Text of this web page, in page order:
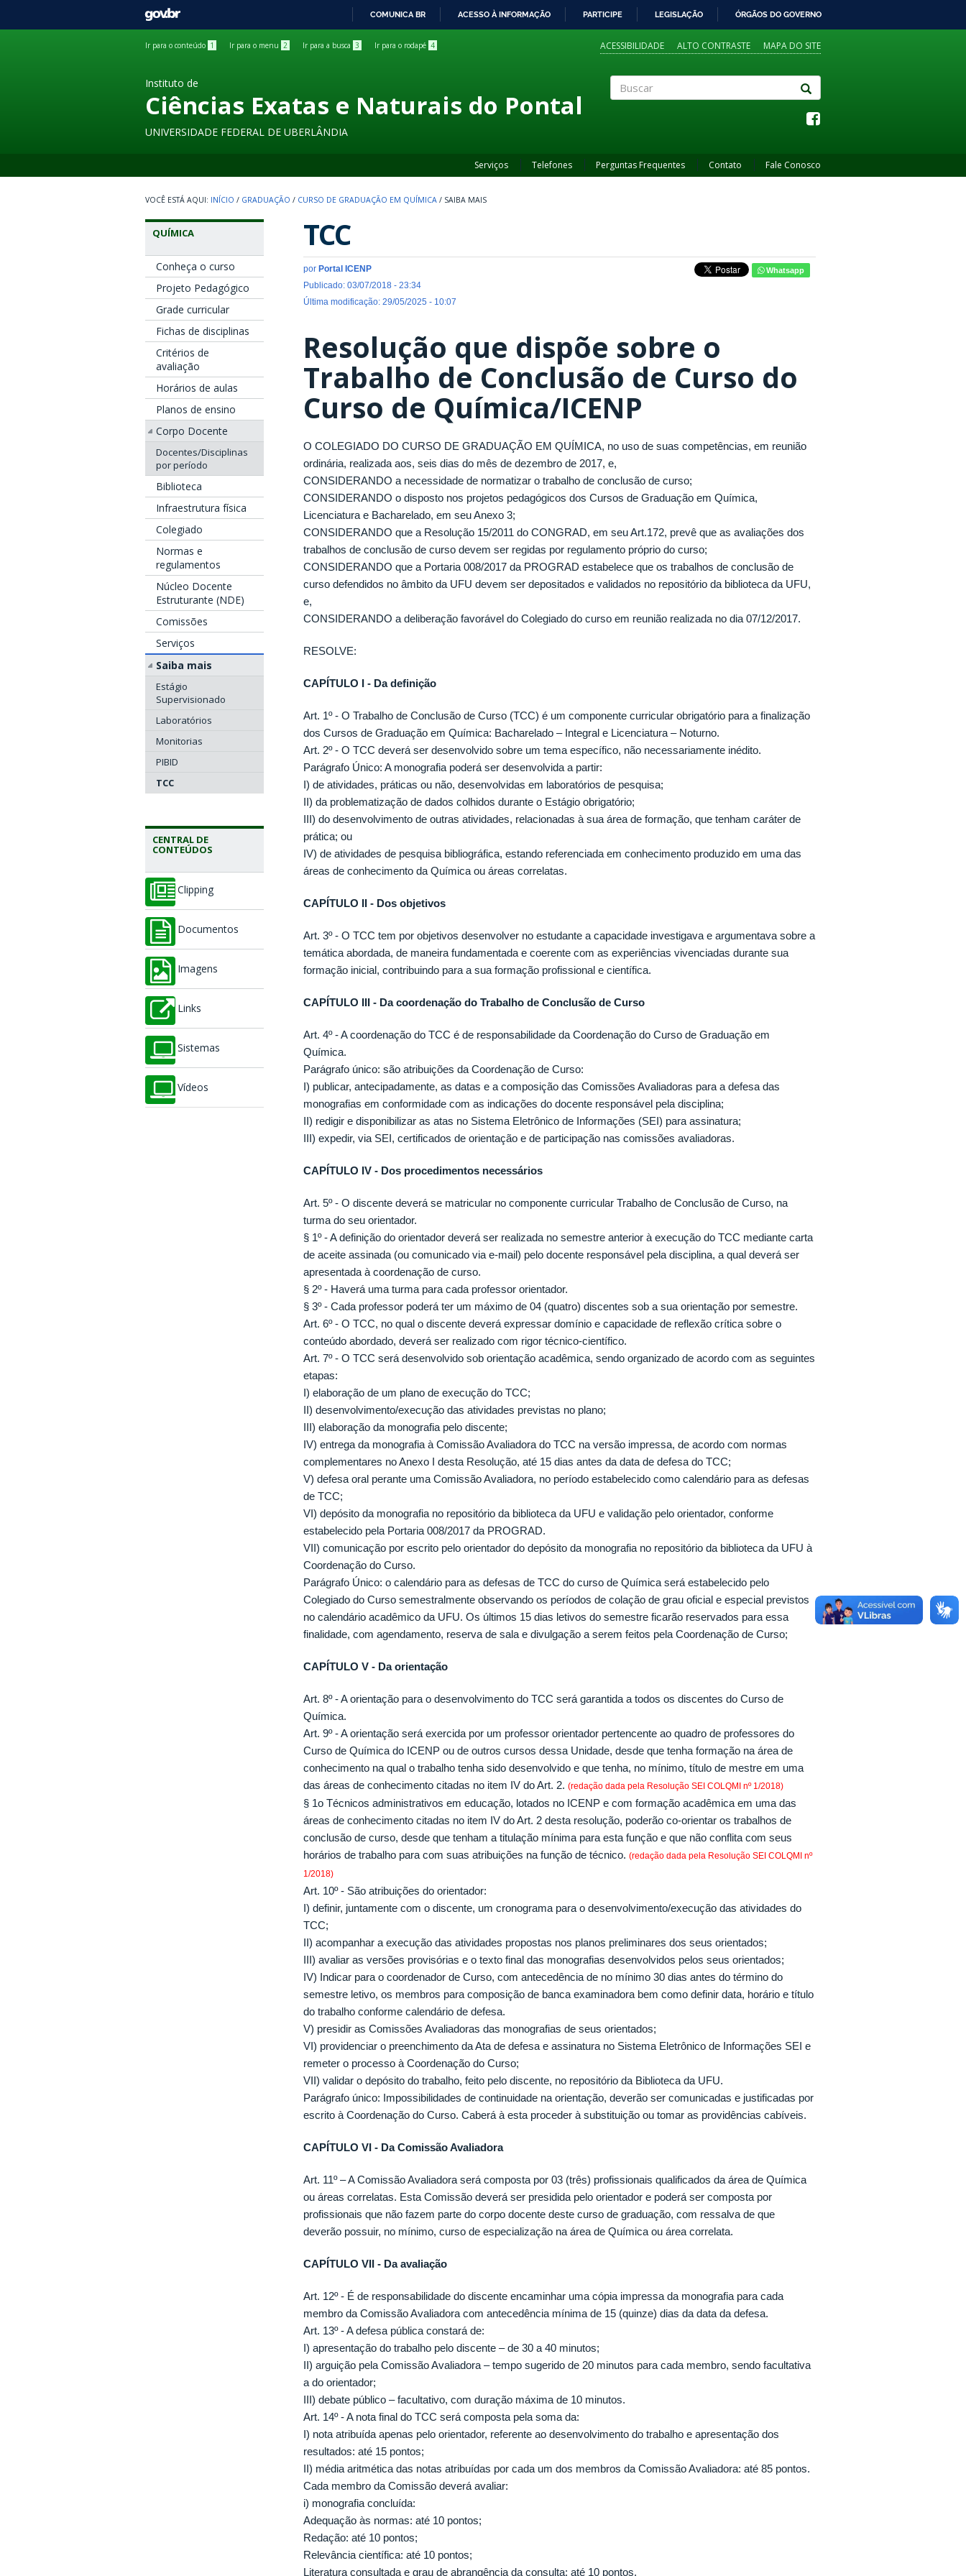
GOVBR
COMUNICA BR ACESSO À INFORMAÇÃO PARTICIPE LEGISLAÇÃO ÓRGÃOS DO GOVERNO
Ir para o conteúdo 1 Ir para o menu 2 Ir para a busca 3 Ir para o rodapé 4 ACESSIBILIDADE ALTO CONTRASTE MAPA DO SITE
Instituto de
Ciências Exatas e Naturais do Pontal
UNIVERSIDADE FEDERAL DE UBERLÂNDIA
Serviços Telefones Perguntas Frequentes Contato Fale Conosco
INÍCIO / GRADUAÇÃO / CURSO DE GRADUAÇÃO EM QUÍMICA / SAIBA MAIS
QUÍMICA
Conheça o curso
Projeto Pedagógico
Grade curricular
Fichas de disciplinas
Critérios de
avaliação
Horários de aulas
Planos de ensino
Corpo Docente
Docentes/Disciplinas
por período
Biblioteca
Infraestrutura física
Colegiado
Normas e
regulamentos
Núcleo Docente
Estruturante (NDE)
Comissões
Serviços
Saiba mais
Estágio
Supervisionado
Laboratórios
Monitorias
PIBID
TCC
CENTRAL DE
CONTEÚDOS
Clipping
Documentos
Imagens
Links
Sistemas
Vídeos
TCC
por Portal ICENP
Publicado: 03/07/2018 - 23:34
Última modificação: 29/05/2025 - 10:07
Whatsapp
Resolução que dispõe sobre o
Trabalho de Conclusão de Curso do
Curso de Química/ICENP
O COLEGIADO DO CURSO DE GRADUAÇÃO EM QUÍMICA, no uso de suas competências, em reunião
ordinária, realizada aos, seis dias do mês de dezembro de 2017, e,
CONSIDERANDO a necessidade de normatizar o trabalho de conclusão de curso;
CONSIDERANDO o disposto nos projetos pedagógicos dos Cursos de Graduação em Química,
Licenciatura e Bacharelado, em seu Anexo 3;
CONSIDERANDO que a Resolução 15/2011 do CONGRAD, em seu Art.172, prevê que as avaliações dos
trabalhos de conclusão de curso devem ser regidas por regulamento próprio do curso;
CONSIDERANDO que a Portaria 008/2017 da PROGRAD estabelece que os trabalhos de conclusão de
curso defendidos no âmbito da UFU devem ser depositados e validados no repositório da biblioteca da UFU,
e,
CONSIDERANDO a deliberação favorável do Colegiado do curso em reunião realizada no dia 07/12/2017.
RESOLVE:
CAPÍTULO I - Da definição
Art. 1º - O Trabalho de Conclusão de Curso (TCC) é um componente curricular obrigatório para a finalização
dos Cursos de Graduação em Química: Bacharelado – Integral e Licenciatura – Noturno.
Art. 2º - O TCC deverá ser desenvolvido sobre um tema específico, não necessariamente inédito.
Parágrafo Único: A monografia poderá ser desenvolvida a partir:
I) de atividades, práticas ou não, desenvolvidas em laboratórios de pesquisa;
II) da problematização de dados colhidos durante o Estágio obrigatório;
III) do desenvolvimento de outras atividades, relacionadas à sua área de formação, que tenham caráter de
prática; ou
IV) de atividades de pesquisa bibliográfica, estando referenciada em conhecimento produzido em uma das
áreas de conhecimento da Química ou áreas correlatas.
CAPÍTULO II - Dos objetivos
Art. 3º - O TCC tem por objetivos desenvolver no estudante a capacidade investigava e argumentava sobre a
temática abordada, de maneira fundamentada e coerente com as experiências vivenciadas durante sua
formação inicial, contribuindo para a sua formação profissional e científica.
CAPÍTULO III - Da coordenação do Trabalho de Conclusão de Curso
Art. 4º - A coordenação do TCC é de responsabilidade da Coordenação do Curso de Graduação em
Química.
Parágrafo único: são atribuições da Coordenação de Curso:
I) publicar, antecipadamente, as datas e a composição das Comissões Avaliadoras para a defesa das
monografias em conformidade com as indicações do docente responsável pela disciplina;
II) redigir e disponibilizar as atas no Sistema Eletrônico de Informações (SEI) para assinatura;
III) expedir, via SEI, certificados de orientação e de participação nas comissões avaliadoras.
CAPÍTULO IV - Dos procedimentos necessários
Art. 5º - O discente deverá se matricular no componente curricular Trabalho de Conclusão de Curso, na
turma do seu orientador.
§ 1º - A definição do orientador deverá ser realizada no semestre anterior à execução do TCC mediante carta
de aceite assinada (ou comunicado via e-mail) pelo docente responsável pela disciplina, a qual deverá ser
apresentada à coordenação de curso.
§ 2º - Haverá uma turma para cada professor orientador.
§ 3º - Cada professor poderá ter um máximo de 04 (quatro) discentes sob a sua orientação por semestre.
Art. 6º - O TCC, no qual o discente deverá expressar domínio e capacidade de reflexão crítica sobre o
conteúdo abordado, deverá ser realizado com rigor técnico-científico.
Art. 7º - O TCC será desenvolvido sob orientação acadêmica, sendo organizado de acordo com as seguintes
etapas:
I) elaboração de um plano de execução do TCC;
II) desenvolvimento/execução das atividades previstas no plano;
III) elaboração da monografia pelo discente;
IV) entrega da monografia à Comissão Avaliadora do TCC na versão impressa, de acordo com normas
complementares no Anexo I desta Resolução, até 15 dias antes da data de defesa do TCC;
V) defesa oral perante uma Comissão Avaliadora, no período estabelecido como calendário para as defesas
de TCC;
VI) depósito da monografia no repositório da biblioteca da UFU e validação pelo orientador, conforme
estabelecido pela Portaria 008/2017 da PROGRAD.
VII) comunicação por escrito pelo orientador do depósito da monografia no repositório da biblioteca da UFU à
Coordenação do Curso.
Parágrafo Único: o calendário para as defesas de TCC do curso de Química será estabelecido pelo
Colegiado do Curso semestralmente observando os períodos de colação de grau oficial e especial previstos
no calendário acadêmico da UFU. Os últimos 15 dias letivos do semestre ficarão reservados para essa
finalidade, com agendamento, reserva de sala e divulgação a serem feitos pela Coordenação de Curso;
CAPÍTULO V - Da orientação
Art. 8º - A orientação para o desenvolvimento do TCC será garantida a todos os discentes do Curso de
Química.
Art. 9º - A orientação será exercida por um professor orientador pertencente ao quadro de professores do
Curso de Química do ICENP ou de outros cursos dessa Unidade, desde que tenha formação na área de
conhecimento na qual o trabalho tenha sido desenvolvido e que tenha, no mínimo, título de mestre em uma
das áreas de conhecimento citadas no item IV do Art. 2. (redação dada pela Resolução SEI COLQMI nº 1/2018)
§ 1o Técnicos administrativos em educação, lotados no ICENP e com formação acadêmica em uma das
áreas de conhecimento citadas no item IV do Art. 2 desta resolução, poderão co-orientar os trabalhos de
conclusão de curso, desde que tenham a titulação mínima para esta função e que não conflita com seus
horários de trabalho para com suas atribuições na função de técnico. (redação dada pela Resolução SEI COLQMI nº
1/2018)
Art. 10º - São atribuições do orientador:
I) definir, juntamente com o discente, um cronograma para o desenvolvimento/execução das atividades do
TCC;
II) acompanhar a execução das atividades propostas nos planos preliminares dos seus orientados;
III) avaliar as versões provisórias e o texto final das monografias desenvolvidos pelos seus orientados;
IV) Indicar para o coordenador de Curso, com antecedência de no mínimo 30 dias antes do término do
semestre letivo, os membros para composição de banca examinadora bem como definir data, horário e título
do trabalho conforme calendário de defesa.
V) presidir as Comissões Avaliadoras das monografias de seus orientados;
VI) providenciar o preenchimento da Ata de defesa e assinatura no Sistema Eletrônico de Informações SEI e
remeter o processo à Coordenação do Curso;
VII) validar o depósito do trabalho, feito pelo discente, no repositório da Biblioteca da UFU.
Parágrafo único: Impossibilidades de continuidade na orientação, deverão ser comunicadas e justificadas por
escrito à Coordenação do Curso. Caberá à esta proceder à substituição ou tomar as providências cabíveis.
CAPÍTULO VI - Da Comissão Avaliadora
Art. 11º – A Comissão Avaliadora será composta por 03 (três) profissionais qualificados da área de Química
ou áreas correlatas. Esta Comissão deverá ser presidida pelo orientador e poderá ser composta por
profissionais que não fazem parte do corpo docente deste curso de graduação, com ressalva de que
deverão possuir, no mínimo, curso de especialização na área de Química ou área correlata.
CAPÍTULO VII - Da avaliação
Art. 12º - É de responsabilidade do discente encaminhar uma cópia impressa da monografia para cada
membro da Comissão Avaliadora com antecedência mínima de 15 (quinze) dias da data da defesa.
Art. 13º - A defesa pública constará de:
I) apresentação do trabalho pelo discente – de 30 a 40 minutos;
II) arguição pela Comissão Avaliadora – tempo sugerido de 20 minutos para cada membro, sendo facultativa
a do orientador;
III) debate público – facultativo, com duração máxima de 10 minutos.
Art. 14º - A nota final do TCC será composta pela soma da:
I) nota atribuída apenas pelo orientador, referente ao desenvolvimento do trabalho e apresentação dos
resultados: até 15 pontos;
II) média aritmética das notas atribuídas por cada um dos membros da Comissão Avaliadora: até 85 pontos.
Cada membro da Comissão deverá avaliar:
i) monografia concluída:
Adequação às normas: até 10 pontos;
Redação: até 10 pontos;
Relevância científica: até 10 pontos;
Literatura consultada e grau de abrangência da consulta: até 10 pontos.